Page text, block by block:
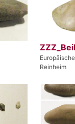
ZZZ_Beil
Reinheim